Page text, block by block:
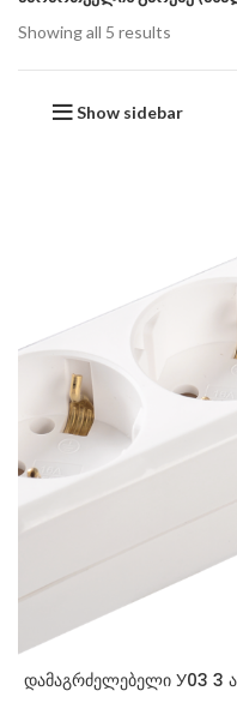
Showing all 5 results
Show sidebar
დამაგრძელებელი У03 3